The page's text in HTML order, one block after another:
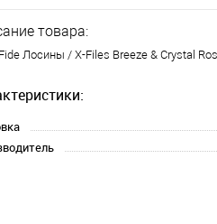
товара:
Лосины / X-Files Breeze & Crystal